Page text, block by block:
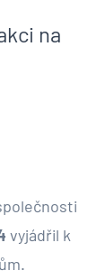
na
vyjádřil k